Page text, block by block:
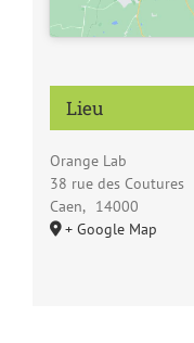
Lieu
Orange Lab
38 rue des Coutures
Caen, 14000
+ Google Map